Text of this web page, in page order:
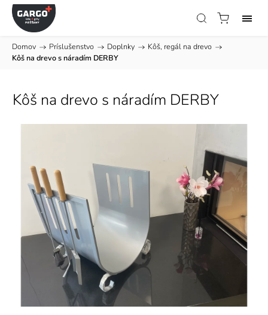
Domov / Príslušenstvo / Doplnky / Kôš, regál na drevo /
Kôš na drevo s náradím DERBY
Kôš na drevo s náradím DERBY